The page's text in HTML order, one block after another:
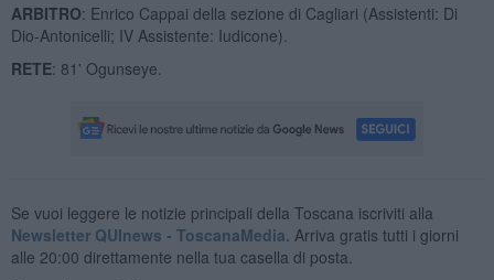
ARBITRO: Enrico Cappai della sezione di Cagliari (Assistenti: Di
Dio-Antonicelli; IV Assistente: Iudicone).
RETE: 81' Ogunseye.
Se vuoi leggere le notizie principali della Toscana iscriviti alla
Newsletter QUInews - ToscanaMedia. Arriva gratis tutti i giorni
alle 20:00 direttamente nella tua casella di posta.